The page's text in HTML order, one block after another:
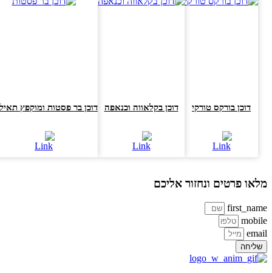
דוכן בורקס טורקי דוכן בקלאווה וכנאפה דוכן בר פסטות ומוקפץ תאילנדי
פרטים ונחזור אליכם
שליחה